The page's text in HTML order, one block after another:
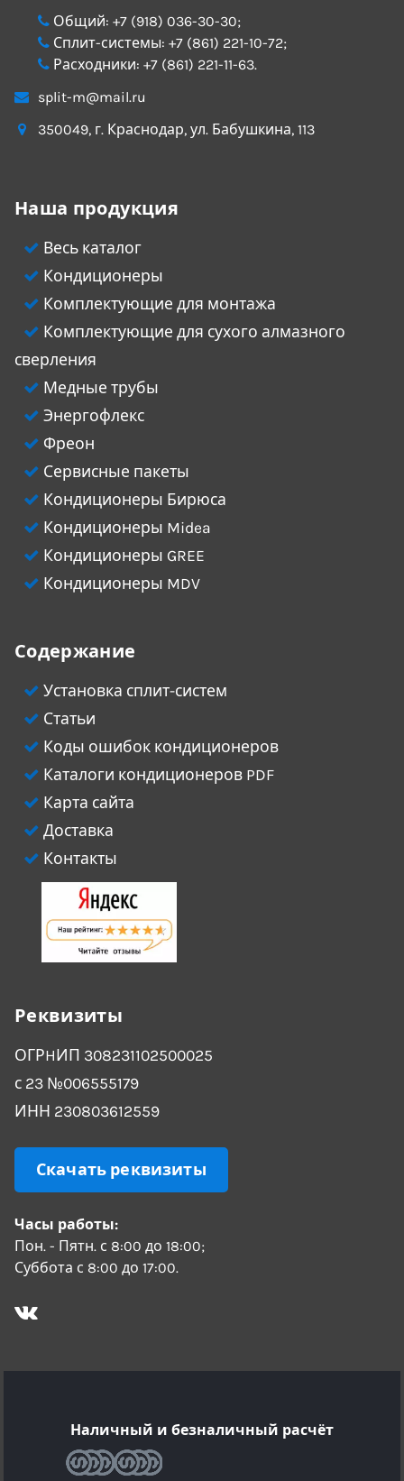
Общий: +7 (918) 036-30-30;
Сплит-системы: +7 (861) 221-10-72;
Расходники: +7 (861) 221-11-63.
split-m@mail.ru
350049, г. Краснодар, ул. Бабушкина, 113
Наша продукция
Весь каталог
Кондиционеры
Комплектующие для монтажа
Комплектующие для сухого алмазного
сверления
Медные трубы
Энергофлекс
Фреон
Сервисные пакеты
Кондиционеры Бирюса
Кондиционеры Midea
Кондиционеры GREE
Кондиционеры MDV
Содержание
Установка сплит-систем
Статьи
Коды ошибок кондиционеров
Каталоги кондиционеров PDF
Карта сайта
Доставка
Контакты
Реквизиты
ОГРHИП 308231102500025
с 23 №006555179
ИНН 230803612559
Скачать реквизиты
Часы работы:
Пон. - Пятн. с 8:00 до 18:00;
Суббота с 8:00 до 17:00.
Наличный и безналичный расчёт